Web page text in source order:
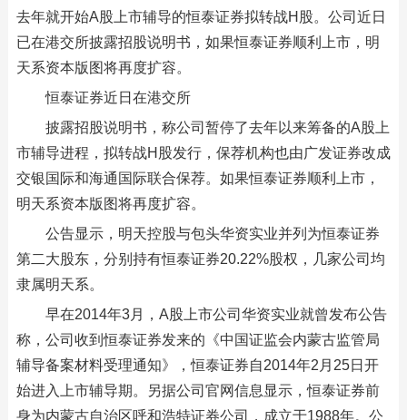
去年就开始A股上市辅导的恒泰证券拟转战H股。公司近日
已在港交所披露招股说明书，如果恒泰证券顺利上市，明
天系资本版图将再度扩容。
恒泰证券近日在港交所
披露招股说明书，称公司暂停了去年以来筹备的A股上
市辅导进程，拟转战H股发行，保荐机构也由广发证券改成
交银国际和海通国际联合保荐。如果恒泰证券顺利上市，
明天系资本版图将再度扩容。
公告显示，明天控股与包头华资实业并列为恒泰证券
第二大股东，分别持有恒泰证券20.22%股权，几家公司均
隶属明天系。
早在2014年3月，A股上市公司华资实业就曾发布公告
称，公司收到恒泰证券发来的《中国证监会内蒙古监管局
辅导备案材料受理通知》，恒泰证券自2014年2月25日开
始进入上市辅导期。另据公司官网信息显示，恒泰证券前
身为内蒙古自治区呼和浩特证券公司，成立于1988年。公